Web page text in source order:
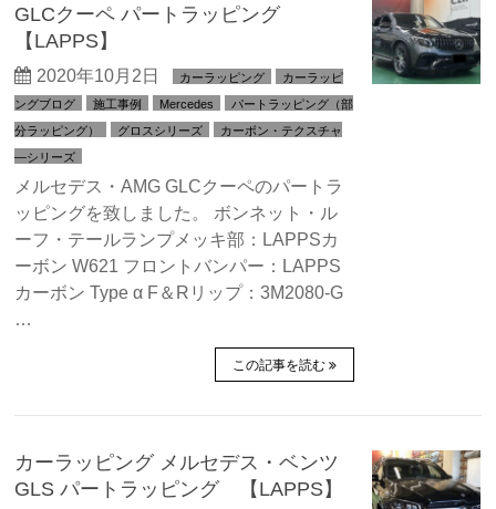
GLCクーペ パートラッピング
【LAPPS】
2020年10月2日 カーラッピング
カーラッピ
ングブログ
施工事例 Mercedes
パートラッピング（部
分ラッピング）
グロスシリーズ
カーボン・テクスチャ
―シリーズ
メルセデス・AMG GLCクーペのパートラ
ッピングを致しました。 ボンネット・ル
ーフ・テールランプメッキ部：LAPPSカ
ーボン W621 フロントバンパー：LAPPS
カーボン Type α F＆Rリップ：3M2080-G
…
この記事を読む
カーラッピング メルセデス・ベンツ
GLS パートラッピング 【LAPPS】